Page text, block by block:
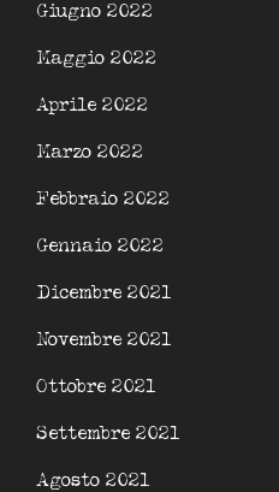
Giugno 2022
Maggio 2022
Aprile 2022
Marzo 2022
Febbraio 2022
Gennaio 2022
Dicembre 2021
Novembre 2021
Ottobre 2021
Settembre 2021
Agosto 2021